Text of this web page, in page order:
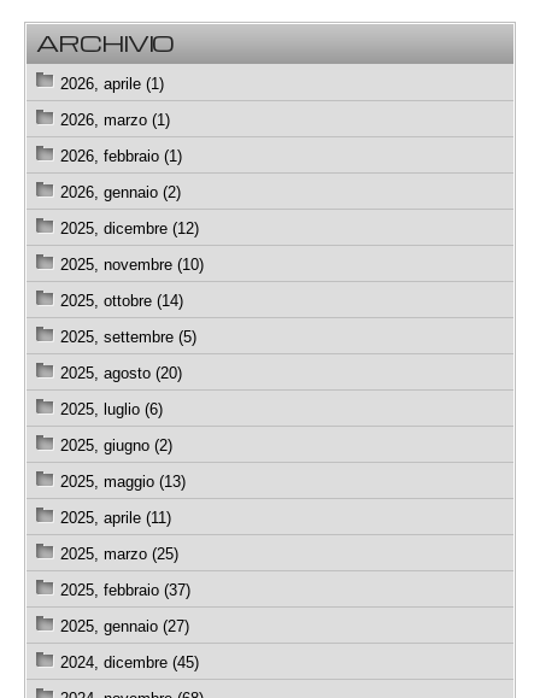
ARCHIVIO
2026, aprile (1)
2026, marzo (1)
2026, febbraio (1)
2026, gennaio (2)
2025, dicembre (12)
2025, novembre (10)
2025, ottobre (14)
2025, settembre (5)
2025, agosto (20)
2025, luglio (6)
2025, giugno (2)
2025, maggio (13)
2025, aprile (11)
2025, marzo (25)
2025, febbraio (37)
2025, gennaio (27)
2024, dicembre (45)